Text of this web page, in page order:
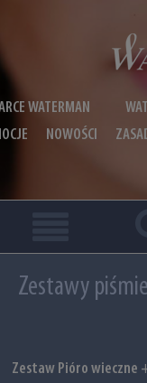
WATERMAN
NOWOŚCI
Zestawy
Zestaw Pióro wieczne